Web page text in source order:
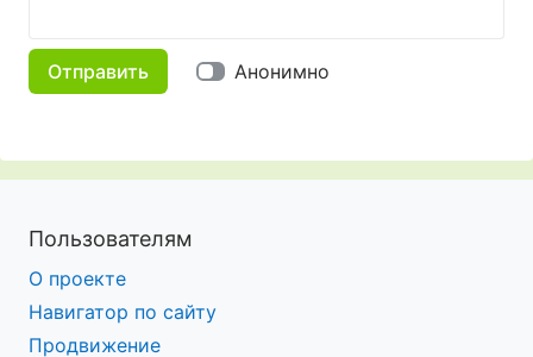
Отправить Анонимно
Пользователям
О проекте
Навигатор по сайту
Продвижение